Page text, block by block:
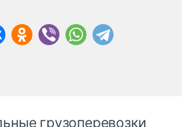
грузоперевозки